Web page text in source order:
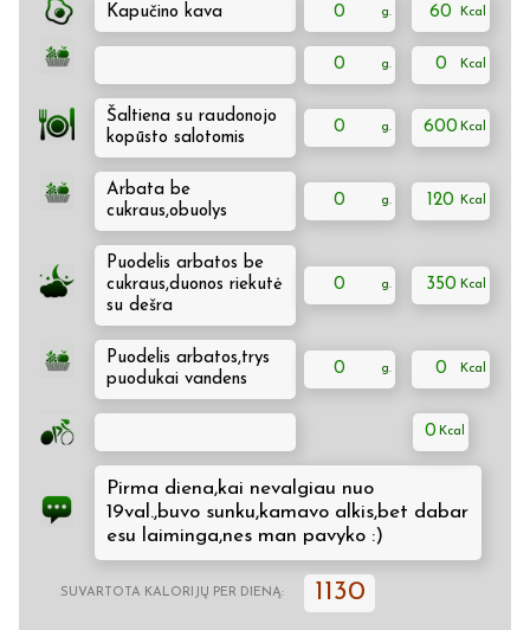
Kapučino kava 0 60
0 0
Šaltiena su raudonojo
kopūsto salotomis
0 600
Arbata be
cukraus,obuolys
0 120
Puodelis arbatos be
cukraus,duonos riekutė
su dešra
0 350
Puodelis arbatos,trys
puodukai vandens
0 0
0
Pirma diena,kai nevalgiau nuo
19val.,buvo sunku,kamavo alkis,bet dabar
esu laiminga,nes man pavyko :)
SUVARTOTA KALORIJŲ PER DIENĄ: 1130